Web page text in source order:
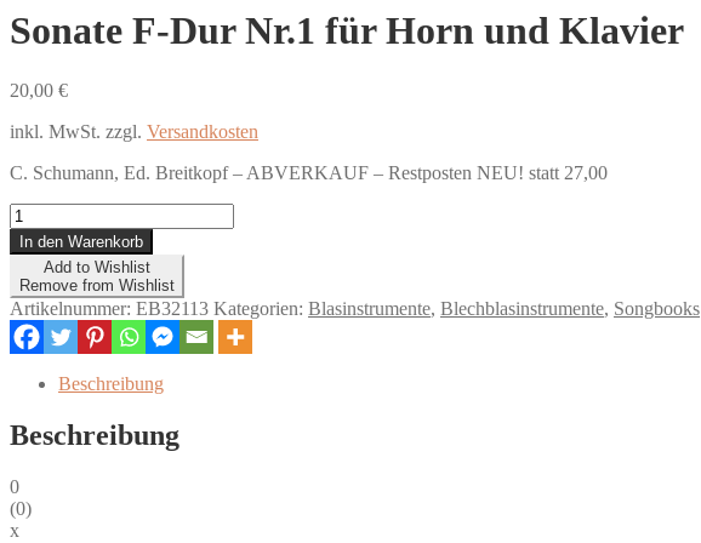
Sonate F-Dur Nr.1 für Horn und Klavier
20,00 €
inkl. MwSt. zzgl. Versandkosten
C. Schumann, Ed. Breitkopf– ABVERKAUF – Restposten NEU! statt 27,00
Sonate
F-
Dur
Nr.1
für
Horn
und
Menge
In den Warenkorb
Add to Wishlist
Remove from Wishlist
Artikelnummer: EB32113 Kategorien: Blasinstrumente, Blechblasinstrumente, Songbooks
Beschreibung
Beschreibung
0
(0)
x